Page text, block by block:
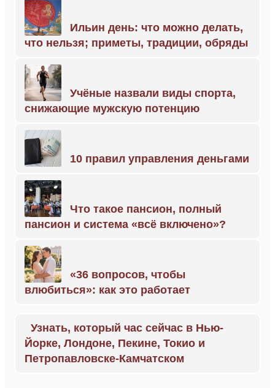
Ильин день: что можно делать,
что нельзя; приметы, традиции, обряды
Учёные назвали виды спорта,
снижающие мужскую потенцию
10 правил управления деньгами
Что такое пансион, полный
пансион и система «всё включено»?
«36 вопросов, чтобы
влюбиться»: как это работает
Узнать, который час сейчас в Нью-
Йорке, Лондоне, Пекине, Токио и
Петропавловске-Камчатском